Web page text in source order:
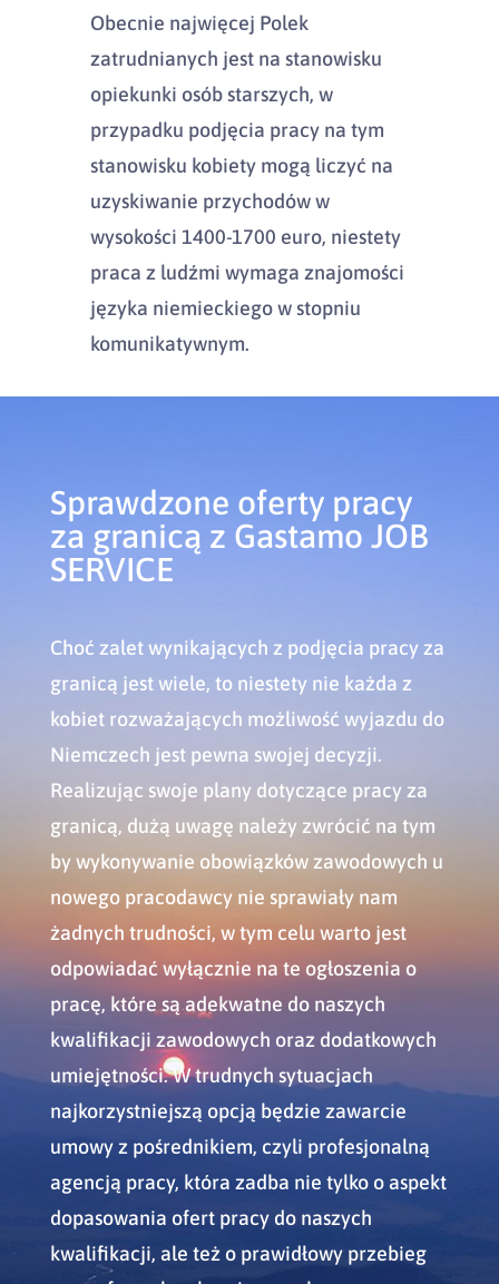
Obecnie najwięcej Polek
zatrudnianych jest na stanowisku
opiekunki osób starszych, w
przypadku podjęcia pracy na tym
stanowisku kobiety mogą liczyć na
uzyskiwanie przychodów w
wysokości 1400-1700 euro, niestety
praca z ludźmi wymaga znajomości
języka niemieckiego w stopniu
komunikatywnym.
Sprawdzone oferty pracy
za granicą z Gastamo JOB
SERVICE
Choć zalet wynikających z podjęcia pracy za
granicą jest wiele, to niestety nie każda z
kobiet rozważających możliwość wyjazdu do
Niemczech jest pewna swojej decyzji.
Realizując swoje plany dotyczące pracy za
granicą, dużą uwagę należy zwrócić na tym
by wykonywanie obowiązków zawodowych u
nowego pracodawcy nie sprawiały nam
żadnych trudności, w tym celu warto jest
odpowiadać wyłącznie na te ogłoszenia o
pracę, które są adekwatne do naszych
kwalifikacji zawodowych oraz dodatkowych
umiejętności. W trudnych sytuacjach
najkorzystniejszą opcją będzie zawarcie
umowy z pośrednikiem, czyli profesjonalną
agencją pracy, która zadba nie tylko o aspekt
dopasowania ofert pracy do naszych
kwalifikacji, ale też o prawidłowy przebieg